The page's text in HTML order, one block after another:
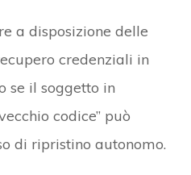
a disposizione delle
credenziali in
se il soggetto in
codice” può
di ripristino autonomo.